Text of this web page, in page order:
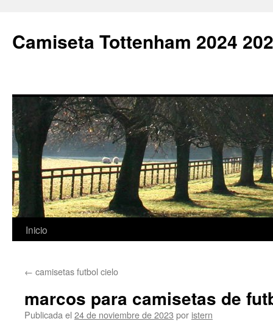
Camiseta Tottenham 2024
Saltar
contenido
Inicio
← camisetas futbol cielo
marcos para camisetas de
Publicada el 24 de noviembre de 2023 por istern